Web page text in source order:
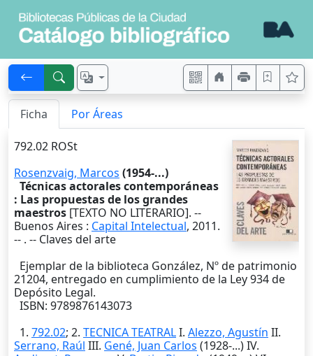
Ficha Por Áreas
792.02 ROSt
Rosenzvaig, Marcos (1954-...)
Técnicas actorales contemporáneas
: Las propuestas de los grandes
maestros [TEXTO NO LITERARIO]. --
Buenos Aires : Capital Intelectual, 2011.
-- . -- Claves del arte
Ejemplar de la biblioteca González, Nº de patrimonio
21204, entregado en cumplimiento de la Ley 934 de
Depósito Legal.
ISBN: 9789876143073
1. 792.02; 2. TECNICA TEATRALI. Alezzo, Agustín II.
Serrano, Raúl III. Gené, Juan Carlos (1928-...) IV.